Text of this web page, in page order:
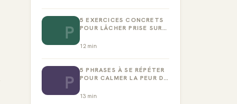
P
5 EXERCICES CONCRETS
POUR LÂCHER PRISE SUR
12min
P
5 PHRASES À SE RÉPÉTER
POUR CALMER LA PEUR DE
13 min